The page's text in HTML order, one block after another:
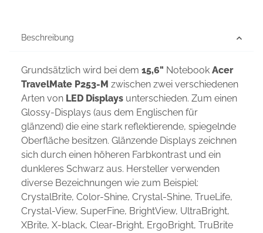
Beschreibung
Grundsätzlich wird bei dem 15,6" Notebook Acer
TravelMate P253-M zwischen zwei verschiedenen
Arten von LED Displays unterschieden. Zum einen
Glossy-Displays (aus dem Englischen für
glänzend) die eine stark reflektierende, spiegelnde
Oberfläche besitzen. Glänzende Displays zeichnen
sich durch einen höheren Farbkontrast und ein
dunkleres Schwarz aus. Hersteller verwenden
diverse Bezeichnungen wie zum Beispiel:
CrystalBrite, Color-Shine, Crystal-Shine, TrueLife,
Crystal-View, SuperFine, BrightView, UltraBright,
XBrite, X-black, Clear-Bright, ErgoBright, TruBrite